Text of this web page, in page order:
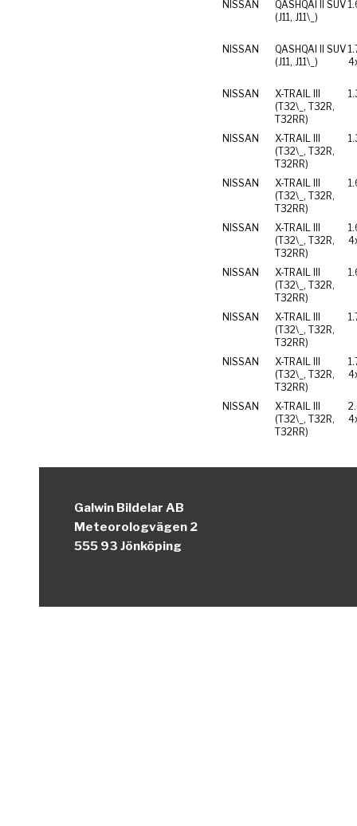
NISSAN
QASHQAI II SUV
(J11, J11\_)
NISSAN
QASHQAI II SUV
(J11, J11\_)
NISSAN
X-TRAIL III
(T32\_, T32R,
T32RR)
NISSAN
X-TRAIL III
(T32\_, T32R,
T32RR)
NISSAN
X-TRAIL III
(T32\_, T32R,
T32RR)
NISSAN
X-TRAIL III
(T32\_, T32R,
T32RR)
NISSAN
X-TRAIL III
(T32\_, T32R,
T32RR)
NISSAN
X-TRAIL III
(T32\_, T32R,
T32RR)
NISSAN
X-TRAIL III
(T32\_, T32R,
T32RR)
NISSAN
X-TRAIL III
(T32\_, T32R,
T32RR)
Galwin Bildelar AB
Meteorologvägen 2
555 93 Jönköping